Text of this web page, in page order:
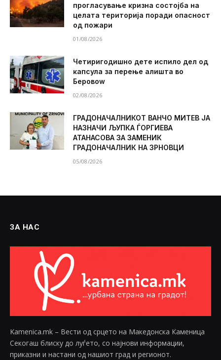
прогласување кризна состојба на
целата територија поради опасност
од пожари
01/08/2026
Четиригодишно дете испило дел од
капсула за перење алишта во
Беровоw
02/08/2026
ГРАДОНАЧАЛНИКОТ ВАНЧО МИТЕВ ЈА
НАЗНАЧИ ЉУПКА ЃОРГИЕВА
АТАНАСОВА ЗА ЗАМЕНИК
ГРАДОНАЧАЛНИК НА ЗРНОВЦИ
05/08/2026
ЗА НАС
Kamenica.mk – Вести од срцето на Македонска Каменица
Секогаш блиску до луѓето, со најнови информации,
приказни и настани од нашиот град и регионот.